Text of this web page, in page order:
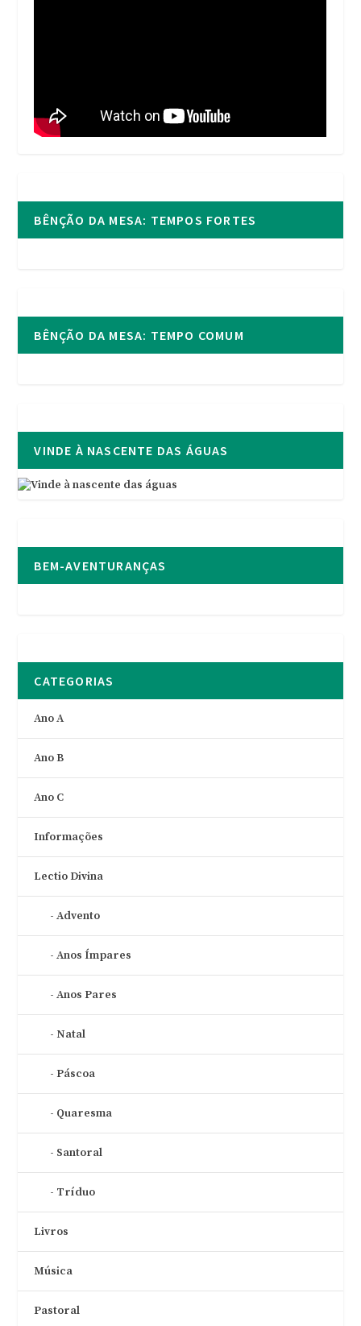
BÊNÇÃO DA MESA: TEMPOS FORTES
BÊNÇÃO DA MESA: TEMPO COMUM
VINDE À NASCENTE DAS ÁGUAS
BEM-AVENTURANÇAS
CATEGORIAS
Ano A
Ano B
Ano C
Informações
Lectio Divina
Advento
Anos Ímpares
Anos Pares
Natal
Páscoa
Quaresma
Santoral
Tríduo
Livros
Música
Pastoral